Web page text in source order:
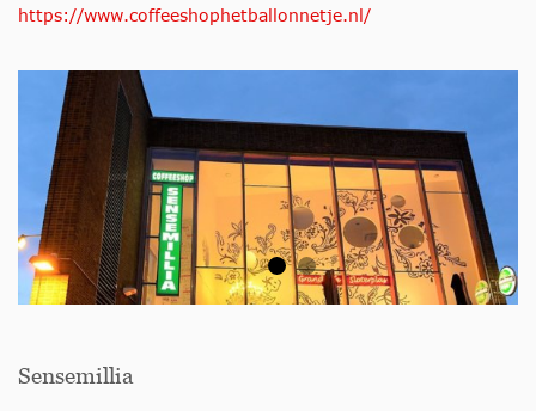
https://www.coffeeshophetballonnetje.nl/
Sensemillia